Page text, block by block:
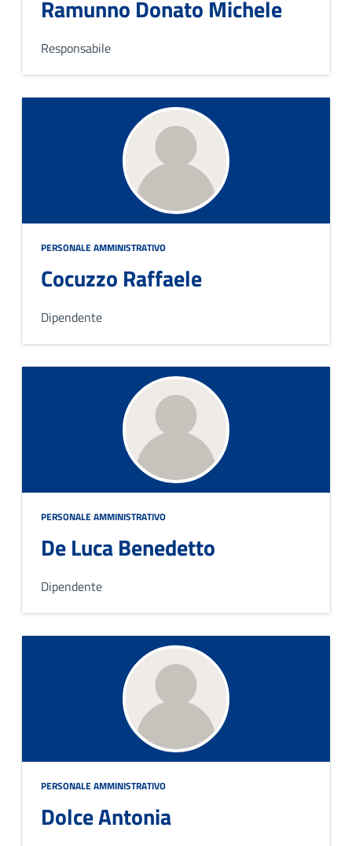
Ramunno Donato Michele
Responsabile
PERSONALE AMMINISTRATIVO
Cocuzzo Raffaele
Dipendente
PERSONALE AMMINISTRATIVO
De Luca Benedetto
Dipendente
PERSONALE AMMINISTRATIVO
Dolce Antonia